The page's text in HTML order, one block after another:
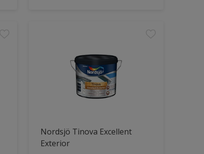
Nordsjö Tinova Excellent
Exterior